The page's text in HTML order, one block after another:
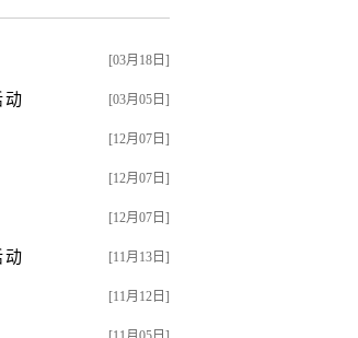
[03月18日]
动 [03月05日]
[12月07日]
[12月07日]
[12月07日]
动 [11月13日]
[11月12日]